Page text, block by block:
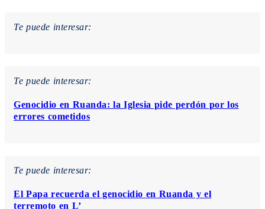
Te puede interesar:
Te puede interesar:
Genocidio en Ruanda: la Iglesia pide perdón por los
errores cometidos
Te puede interesar:
El Papa recuerda el genocidio en Ruanda y el
terremoto en L’